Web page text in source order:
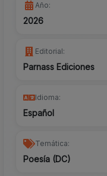
Año:
2026
Editorial:
Parnass Ediciones
Idioma:
Español
Temática:
Poesía (DC)